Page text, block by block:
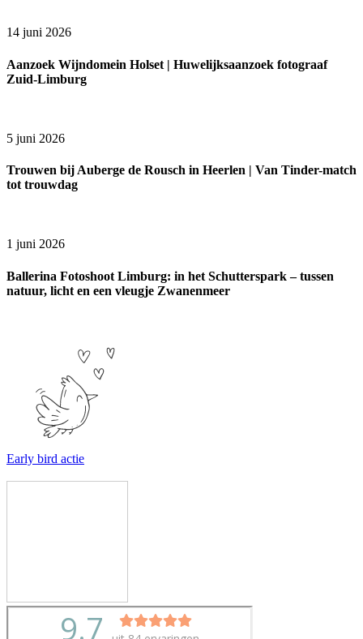
14 juni 2026
Aanzoek Wijndomein Holset | Huwelijksaanzoek fotograaf
Zuid-Limburg
5 juni 2026
Trouwen bij Auberge de Rousch in Heerlen | Van Tinder-match
tot trouwdag
1 juni 2026
Ballerina Fotoshoot Limburg: in het Schutterspark – tussen
natuur, licht en een vleugje Zwanenmeer
Early bird actie